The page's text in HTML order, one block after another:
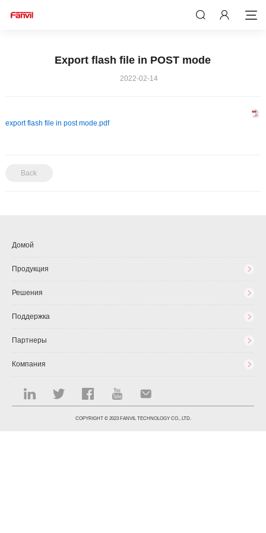
Export flash file in POST mode
2022-02-14
export flash file in post mode.pdf
Back
Домой
Продукция
Решения
Поддержка
Партнеры
Компания
COPYRIGHT © 2023 FANVIL TECHNOLOGY CO., LTD.